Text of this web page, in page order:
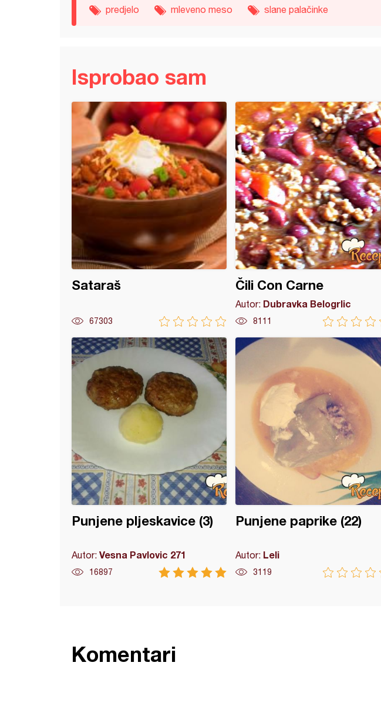
predjelo mleveno meso slane palačinke
Isprobao sam
Sataraš
67303
Čili Con Carne
Autor: Dubravka Belogrlic
8111
Punjene pljeskavice (3)
Autor: Vesna Pavlovic 271
16897
Punjene paprike (22)
Autor: Leli
3119
punjene paprike
Komentari